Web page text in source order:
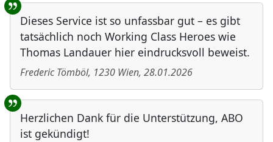
Benutzer-Rückmeldungen
Dieses Service ist so unfassbar gut – es gibt
tatsächlich noch Working Class Heroes wie
Thomas Landauer hier eindrucksvoll beweist.
Frederic Tömböl, 1230 Wien, 28.01.2026
Herzlichen Dank für die Unterstützung, ABO
ist gekündigt!